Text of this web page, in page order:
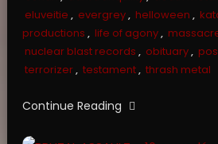
eluveitie , evergrey, helloween ,
productions , life of agony,
nuclear blast records , obituary,
terrorizer, testament, thrash metal
Continue Reading